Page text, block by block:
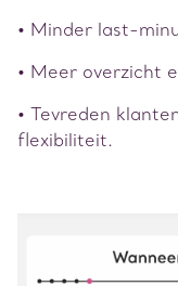
• Minder last-
• Meer overzicht
• Tevreden
flexibiliteit.